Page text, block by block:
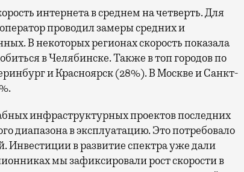
интернета в среднем на четверть. Для
проводил замеры средних и
В некоторых регионах скорость показала
в Челябинске. Также в топ городов по
и Красноярск (28%). В Москве и Санкт-
инфраструктурных проектов последних
диапазона в эксплуатацию. Это потребовало
Инвестиции в развитие спектра уже дали
мы зафиксировали рост скорости в